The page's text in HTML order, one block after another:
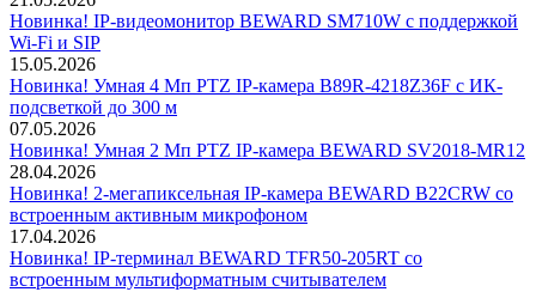
Новинка! IP-видеомонитор BEWARD SM710W с поддержкой
Wi-Fi и SIP
15.05.2026
Новинка! Умная 4 Мп PTZ IP-камера B89R-4218Z36F с ИК-
подсветкой до 300 м
07.05.2026
Новинка! Умная 2 Мп PTZ IP-камера BEWARD SV2018-MR12
28.04.2026
Новинка! 2-мегапиксельная IP-камера BEWARD B22CRW со
встроенным активным микрофоном
17.04.2026
Новинка! IP-терминал BEWARD TFR50-205RT со
встроенным мультиформатным считывателем